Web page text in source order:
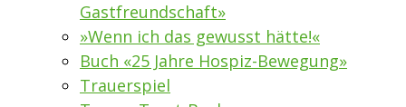
Gastfreundschaft»
»Wenn ich das gewusst hätte!«
Buch «25 Jahre Hospiz-Bewegung»
Trauerspiel